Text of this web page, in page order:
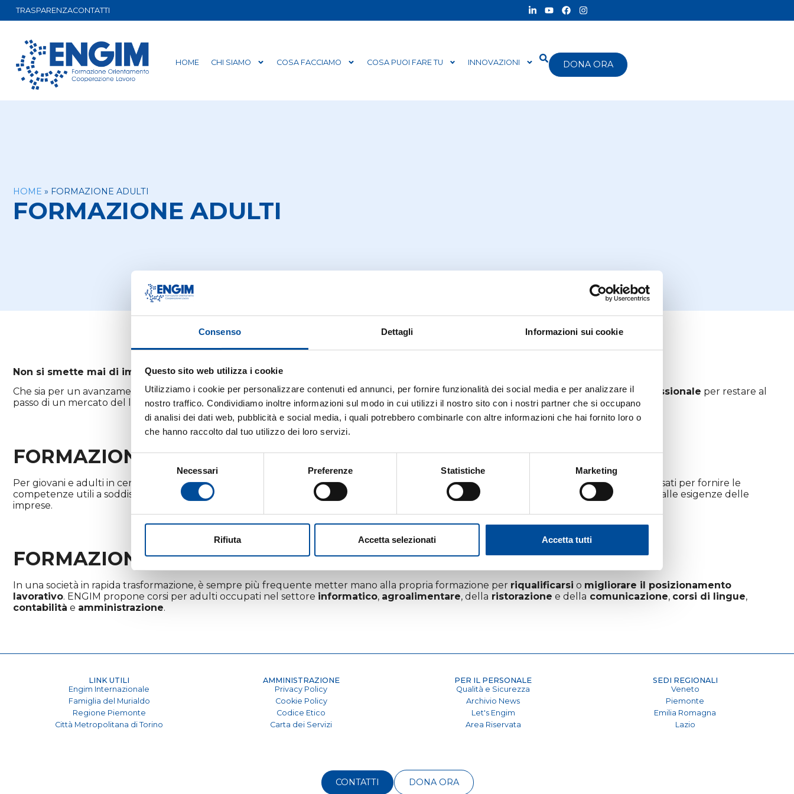
Consenso Dettagli Informazioni sui cookie
Questo sito web utilizza i cookie
Utilizziamo i cookie per personalizzare contenuti ed annunci, per fornire funzionalità dei social media e per analizzare il
nostro traffico. Condividiamo inoltre informazioni sul modo in cui utilizzi il nostro sito con i nostri partner che si occupano
di analisi dei dati web, pubblicità e social media, i quali potrebbero combinarle con altre informazioni che hai fornito loro o
che hanno raccolto dal tuo utilizzo dei loro servizi.
Selezione
Necessari Preferenze Statistiche Marketing
Rifiuta Accetta selezionati Accetta tutti
TRASPARENZACONTATTI
HOME CHI SIAMO COSA FACCIAMO COSA PUOI FARE TU INNOVAZIONI DONA ORA
HOME » FORMAZIONE ADULTI
FORMAZIONE ADULTI
Non si smette mai di imparare!
Che sia per un avanzamento di carriera o per ricollocarsi, anche in età adulta è necessario mantenere un costanteaggiornamento professionale per restare al
passo di un mercato del lavoro in continua evoluzione.
FORMAZIONE PER DISOCCUPATI/INOCCUPATI
Per giovani e adulti in cerca di prima occupazione reinserimento
nel contesto lavorativo, ENGIM offre un’ampia gamma di corsi pensati per fornire le
competenze utili a soddisfare le richieste del mondo del lavoro. I corsi sono
e in costante aggiornamento per dare risposte attuali alle esigenze delle
imprese.
FORMAZIONE CONTINUA
In una società in rapida trasformazione, è sempre più frequente metter mano alla propria formazione per riqualificarsi o migliorare il posizionamento
lavorativo. ENGIM propone corsi per adulti occupati nel settore informatico, agroalimentare, della ristorazione e della comunicazione, corsi di lingue,
contabilità e amministrazione.
LINK UTILI
Engim Internazionale
Famiglia del Murialdo
Regione Piemonte
Città Metropolitana di Torino
AMMINISTRAZIONE
Privacy Policy
Cookie Policy
Codice Etico
Carta dei Servizi
PER IL PERSONALE
Qualità e Sicurezza
Archivio News
Let's Engim
Area Riservata
SEDI REGIONALI
Veneto
Piemonte
Emilia Romagna
Lazio
CONTATTI DONA ORA